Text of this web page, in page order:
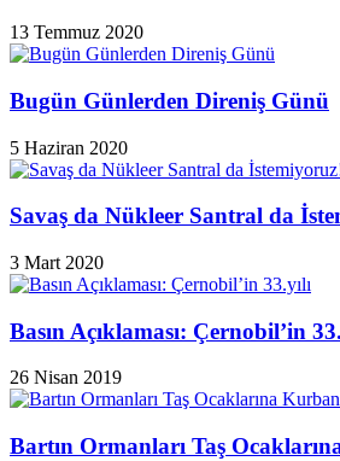
13 Temmuz 2020
Bugün Günlerden Direniş Günü
5 Haziran 2020
Savaş da Nükleer Santral da
3 Mart 2020
Basın Açıklaması: Çernobil’in
26 Nisan 2019
Bartın Ormanları Taş